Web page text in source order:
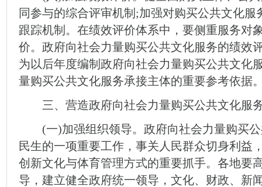
同参与的综合评审机制;加强对购买公共文化
跟踪机制。在绩效评价体系中，要侧重服务对
价。政府向社会力量购买公共文化服务的绩效
为以后年度编制政府向社会力量购买公共文化
量购买公共文化服务承接主体的重要参考依据
三、营造政府向社会力量购买公共文化服
(一)加强组织领导。政府向社会力量购买公
民生的一项重要工作，事关人民群众切身利益
创新文化与体育管理方式的重要抓手。各地要
导，建立健全政府统一领导，文化、财政、新